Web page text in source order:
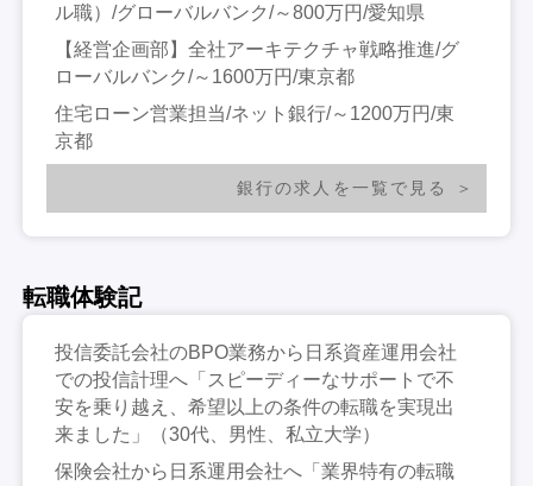
ル職）/グローバルバンク/～800万円/愛知県
【経営企画部】全社アーキテクチャ戦略推進/グ
ローバルバンク/～1600万円/東京都
住宅ローン営業担当/ネット銀行/～1200万円/東
京都
銀行の求人を一覧で見る
転職体験記
投信委託会社のBPO業務から日系資産運用会社
での投信計理へ「スピーディーなサポートで不
安を乗り越え、希望以上の条件の転職を実現出
来ました」（30代、男性、私立大学）
保険会社から日系運用会社へ「業界特有の転職